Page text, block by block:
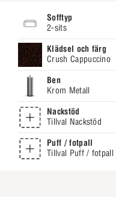
Sofftyp
2-sits
Klädsel och färg
Crush Cappuccino
Ben
Krom Metall
Nackstöd
Tillval Nackstöd
Puff / fotpall
Tillval Puff / fotpall